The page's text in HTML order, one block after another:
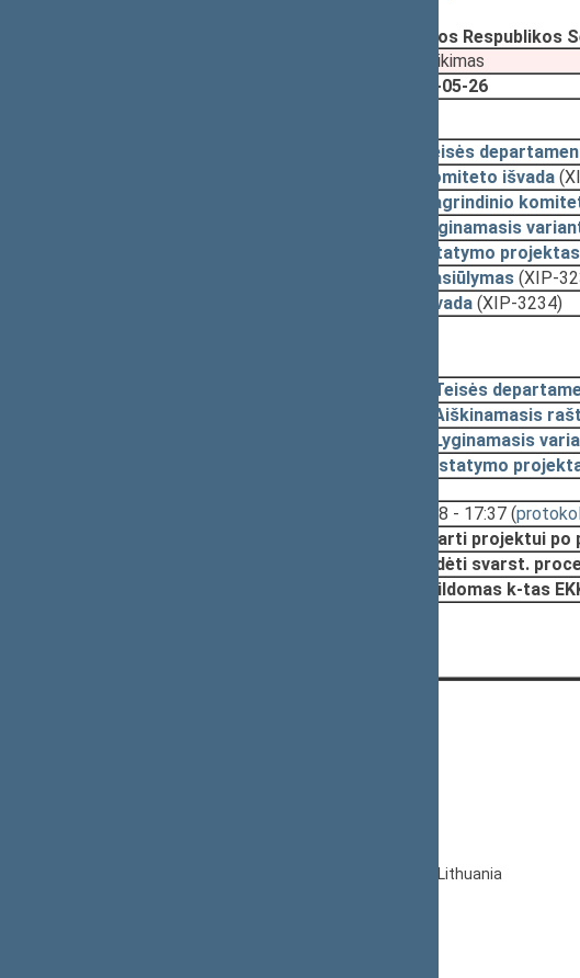
Saulius BUCEVIČIUS, Lietuvos Respublikos
Pateikimas
2011-05-26
Teisės
Komiteto išvada
Pagrindinio
Lyginamasis
Įstatymo projektas
Pasiūlymas (XIP-
Išvada (XIP-3234)
Teisės
Aiškinamasis
Lyginamasis
Įstatymo
17:28 - 17:37 (
Pritarti projektui po
Pradėti svarst.
Papildomas k-tas
© Office of the Seimas of the Republic of Lithuania